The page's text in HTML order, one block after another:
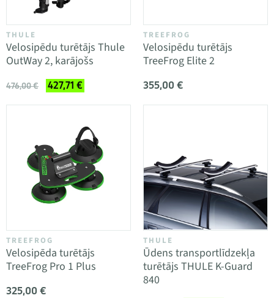
THULE
Velosipēdu turētājs Thule
OutWay 2, karājošs
476,00 € 427,71 €
TREEFROG
Velosipēdu turētājs
TreeFrog Elite 2
355,00 €
TREEFROG
Velosipēda turētājs
TreeFrog Pro 1 Plus
325,00 €
THULE
Ūdens transportlīdzekļa
turētājs THULE K-Guard
840